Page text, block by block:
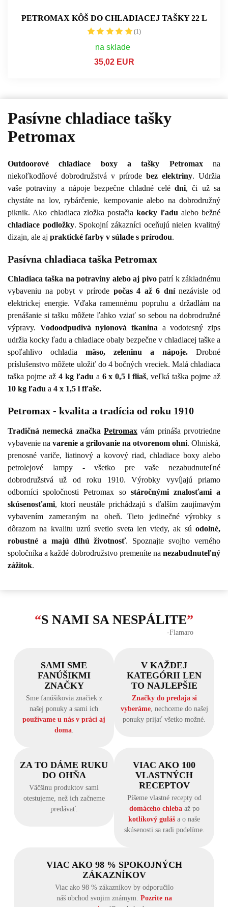
PETROMAX KÔŠ DO CHLADIACEJ TAŠKY 22 L
(1)
na sklade
35,02 EUR
Pasívne chladiace tašky
Petromax
Outdoorové chladiace boxy a tašky Petromaxna
niekoľkodňové dobrodružstvá v prírode bez elektriny. Udržia
vaše potraviny a nápoje bezpečne chladné celédni, či už sa
chystáte na lov, rybárčenie, kempovanie alebo na dobrodružný
piknik. Ako chladiaca zložka postačiakocky ľadu alebo bežné
chladiace podložky. Spokojní zákazníci oceňujú nielen kvalitný
dizajn, ale aj praktické farby v súlade s prírodou.
Pasívna chladiaca taška Petromax
Chladiaca taška na potraviny alebo aj pivopatrí k základnému
vybaveniu na pobyt v prírode počas 4 až 6 dnínezávisle od
elektrickej energie. Vďaka ramennému popruhu a držadlám na
prenášanie si tašku môžete ľahko vziať so sebou na dobrodružné
výpravy. Vodoodpudivá nylonová tkanina a vodotesný zips
udržia kocky ľadu a chladiace obaly bezpečne v chladiacej taške a
spoľahlivo ochladia mäso, zeleninu a nápoje. Drobné
príslušenstvo môžete uložiť do 4 bočných vreciek. Malá chladiaca
taška pojme až4 kg ľadu a 6 x 0,5 l fliaš, veľká taška pojme až
10 kg ľadu a 4 x 1,5 l fľaše.
Petromax - kvalita a tradícia od roku 1910
Tradičná nemecká značka Petromax vám prináša prvotriedne
vybavenie na varenie a grilovanie na otvorenom ohni. Ohniská,
prenosné variče, liatinový a kovový riad, chladiace boxy alebo
petrolejové lampy - všetko pre vaše nezabudnuteľné
dobrodružstvá už od roku 1910. Výrobky vyvíjajú priamo
odborníci spoločnosti Petromax so stáročnými znalosťami a
skúsenosťami, ktorí neustále prichádzajú s ďalším zaujímavým
vybavením zameraným na oheň. Tieto jedinečné výrobky s
dôrazom na kvalitu uzrú svetlo sveta len vtedy, ak sú odolné,
robustné a majú dlhú životnosť. Spoznajte svojho verného
spoločníka a každé dobrodružstvo premeníte na nezabudnuteľný
zážitok.
“S NAMI SA NESPÁLITE”
‐Flamaro
SAMI SME
FANÚŠIKMI
ZNAČKY
Sme fanúšikovia značiek z
našej ponuky a sami ich
používame u nás v práci aj
doma.
V KAŽDEJ
KATEGÓRII LEN
TO NAJLEPŠIE
Značky do predaja si
vyberáme, nechceme do našej
ponuky prijať všetko možné.
ZA TO DÁME RUKU
DO OHŇA
Väčšinu produktov sami
otestujeme, než ich začneme
predávať.
VIAC AKO 100
VLASTNÝCH
RECEPTOV
Píšeme vlastné recepty od
domáceho chlebaaž po
kotlíkový guláš a o naše
skúsenosti sa radi podelíme.
VIAC AKO 98 % SPOKOJNÝCH
ZÁKAZNÍKOV
Viac ako 98 % zákazníkov by odporučilo
náš obchod svojim známym. Pozrite na